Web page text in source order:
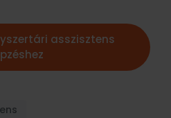
asszisztens